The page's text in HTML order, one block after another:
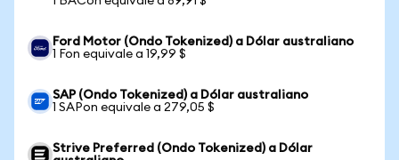
Ford Motor (Ondo Tokenized) a Dólar australiano
1 Fon equivale a 19,99 $
SAP (Ondo Tokenized) a Dólar australiano
1 SAPon equivale a 279,05 $
Strive Preferred (Ondo Tokenized) a Dólar